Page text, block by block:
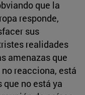
que la
responde,
sus
realidades
amenazas que
reacciona, está
no está ya